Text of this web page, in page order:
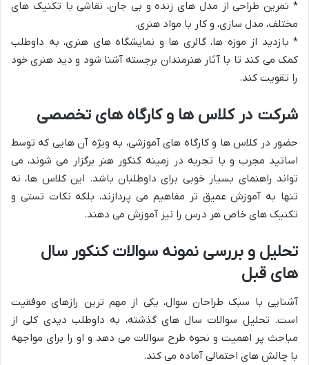
* تمرین طراحی از مدل های زنده و بی جان، نقاشی با تکنیک های
مختلف، مدل سازی، و کار با مواد هنری.
* بازدید از موزه ها، گالری ها و نمایشگاه های هنری، به داوطلب
کمک می کند تا با آثار هنرمندان برجسته آشنا شود و دید هنری خود
را تقویت کند.
شرکت در کلاس ها و کارگاه های تخصصی
حضور در کلاس ها و کارگاه های آموزشی، به ویژه آن هایی که توسط
اساتید مجرب و با تجربه در زمینه کنکور هنر برگزار می شوند، می
تواند راهنمای بسیار خوبی برای داوطلبان باشد. این کلاس ها، نه
تنها به آموزش عمیق تر مفاهیم می پردازند، بلکه نکات تستی و
تکنیک های خاص هر درس را نیز آموزش می دهند.
تحلیل و بررسی نمونه سوالات کنکور سال
های قبل
آشنایی با سبک طراحان سوال، یکی از مهم ترین رازهای موفقیت
است. تحلیل سوالات سال های گذشته، به داوطلب دیدی کلی از
مباحث پر اهمیت و نحوه طرح سوالات می دهد و او را برای مواجهه
با چالش های احتمالی آماده می کند.